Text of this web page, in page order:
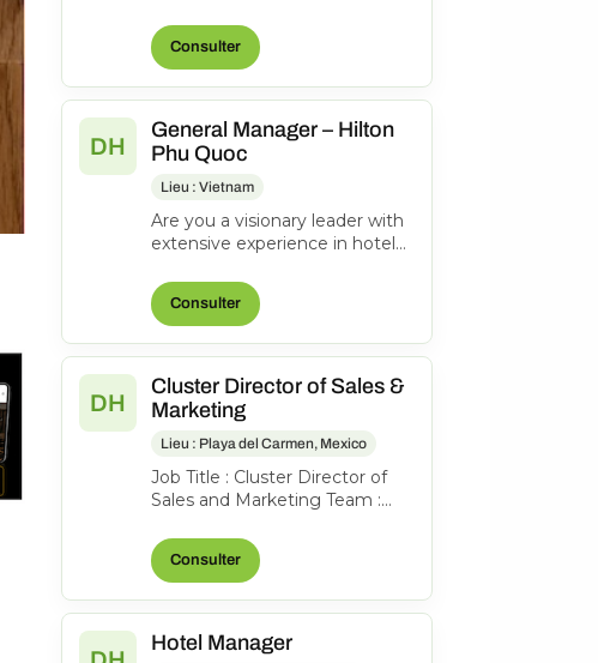
driving operational success...
Consulter
DH
General Manager – Hilton
Phu Quoc
Lieu : Vietnam
Are you a visionary leader with
extensive experience in hotel
driving operational success...
Consulter
DH
Cluster Director of Sales &
Marketing
Lieu : Playa del Carmen, Mexico
Job Title : Cluster Director of
Sales and Marketing Team :
Events & Communications
Work...
Consulter
Hotel Manager